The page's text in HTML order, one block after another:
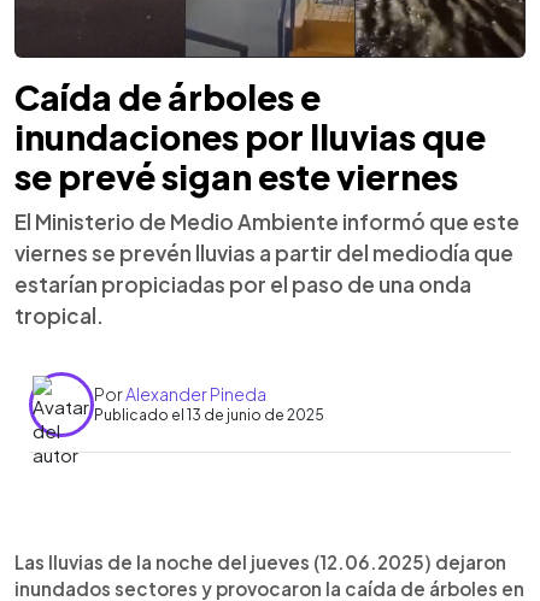
Caída de árboles e
inundaciones por lluvias que
se prevé sigan este viernes
El Ministerio de Medio Ambiente informó que este
viernes se prevén lluvias a partir del mediodía que
estarían propiciadas por el paso de una onda
tropical.
PorAlexander Pineda
Publicado el 13 de junio de 2025
► Escuchar artículo
Las lluvias de la noche del jueves (12.06.2025) dejaron
inundados sectores y provocaron la caída de árboles en